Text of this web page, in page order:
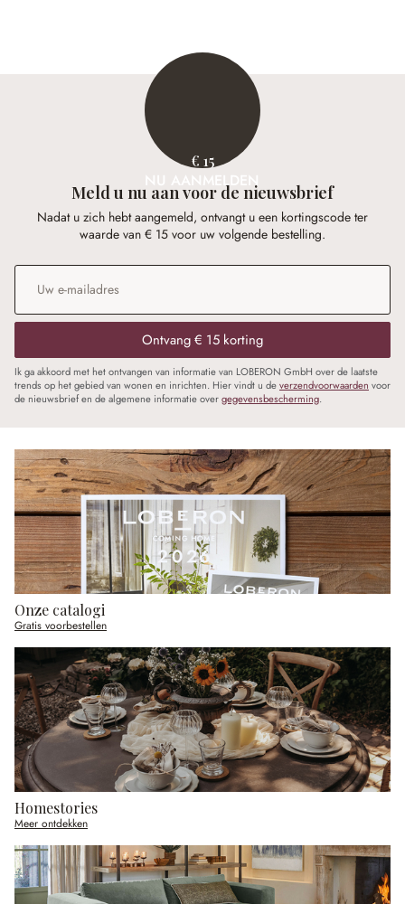
€ 15
NU AANMELDEN
Meld u nu aan voor de nieuwsbrief
Nadat u zich hebt aangemeld, ontvangt u een kortingscode ter
waarde van € 15 voor uw volgende bestelling.
E-mailadres
Ontvang € 15 korting
Ik ga akkoord met het ontvangen van informatie van LOBERON GmbH over de laatste
trends op het gebied van wonen en inrichten. Hier vindt u deverzendvoorwaarden voor
de nieuwsbrief en de algemene informatie overgegevensbescherming.
Onze catalogi
Gratis voorbestellen
Homestories
Meer ontdekken